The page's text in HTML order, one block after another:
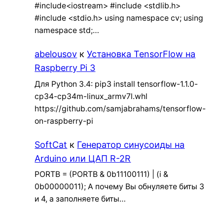
#include<iostream> #include <stdlib.h>
#include <stdio.h> using namespace cv; using
namespace std;…
abelousov кУстановка TensorFlow на
Raspberry Pi 3
Для Python 3.4: pip3 install tensorflow-1.1.0-
cp34-cp34m-linux_armv7l.whl
https://github.com/samjabrahams/tensorflow-
on-raspberry-pi
SoftCat к Генератор синусоиды на
Arduino или ЦАП R-2R
PORTB = (PORTB & 0b11100111) | (i &
0b00000011); А почему Вы обнуляете биты 3
и 4, а заполняете биты…